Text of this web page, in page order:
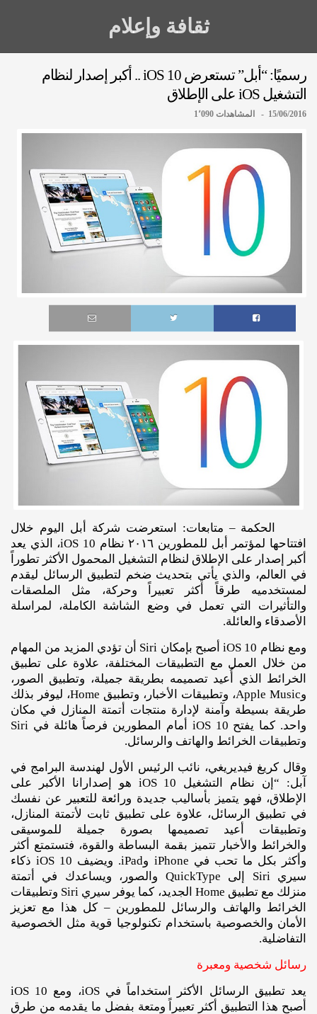
ثقافة وإعلام
رسميًا: “أبل” تستعرض iOS 10 .. أكبر إصدار لنظام
التشغيل iOS على الإطلاق
15/06/2016 - المشاهدات 1٬090
الحكمة – متابعات: استعرضت شركة أبل اليوم خلال
افتتاحها لمؤتمر أبل للمطورين ٢٠١٦ نظام iOS 10، الذي يعد
أكبر إصدار على الإطلاق لنظام التشغيل المحمول الأكثر تطوراً
في العالم، والذي يأتي بتحديث ضخم لتطبيق الرسائل ليقدم
لمستخدميه طرقاً أكثر تعبيراً وحركة، مثل الملصقات
والتأثيرات التي تعمل في وضع الشاشة الكاملة، لمراسلة
الأصدقاء والعائلة.
ومع نظام iOS 10 أصبح بإمكان Siri أن تؤدي المزيد من المهام
من خلال العمل مع التطبيقات المختلفة، علاوة على تطبيق
الخرائط الذي أُعيد تصميمه بطريقة جميلة، وتطبيق الصور،
وApple Music، وتطبيقات الأخبار، وتطبيق Home، ليوفر بذلك
طريقة بسيطة وآمنة لإدارة منتجات أتمتة المنازل في مكان
واحد. كما يفتح iOS 10 أمام المطورين فرصاً هائلة في Siri
وتطبيقات الخرائط والهاتف والرسائل.
وقال كريغ فيديريغي، نائب الرئيس الأول لهندسة البرامج في
آبل: “إن نظام التشغيل iOS 10 هو إصدارانا الأكبر على
الإطلاق، فهو يتميز بأساليب جديدة ورائعة للتعبير عن نفسك
في تطبيق الرسائل، علاوة على تطبيق ثابت لأتمتة المنازل،
وتطبيقات أعيد تصميمها بصورة جميلة للموسيقى
والخرائط والأخبار تتميز بقمة البساطة والقوة، فتستمتع أكثر
وأكثر بكل ما تحب في iPhone وiPad. ويضيف iOS 10 ذكاء
سيري Siri إلى QuickType والصور، ويساعدك في أتمتة
منزلك مع تطبيق Home الجديد، كما يوفر سيري Siri وتطبيقات
الخرائط والهاتف والرسائل للمطورين – كل هذا مع تعزيز
الأمان والخصوصية باستخدام تكنولوجيا قوية مثل الخصوصية
التفاضلية.
رسائل شخصية ومعبرة
يعد تطبيق الرسائل الأكثر استخداماً في iOS، ومع iOS 10
أصبح هذا التطبيق أكثر تعبيراً ومتعة بفضل ما يقدمه من طرق